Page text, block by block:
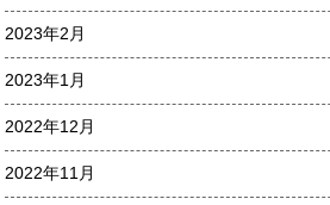
2023年2月
2023年1月
2022年12月
2022年11月